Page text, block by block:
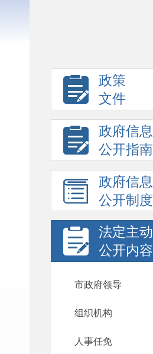
政策
文件
政府信息
公开指南
政府信息
公开制度
法定主动
公开内容
市政府领导
组织机构
人事任免